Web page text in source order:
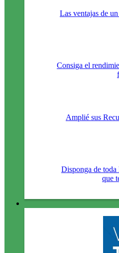
Las ventajas de
Consiga el
Amplié sus
Disponga de
que